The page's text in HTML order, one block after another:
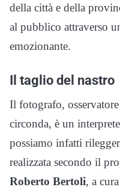
della città e della
al pubblico attraverso
emozionante.
Il taglio del nastro
Il fotografo,
circonda, è un
possiamo infatti
realizzata secondo il
Roberto Bertoli, a